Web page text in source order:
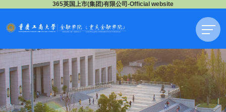
365英国上市(集团)有限公司-Official website